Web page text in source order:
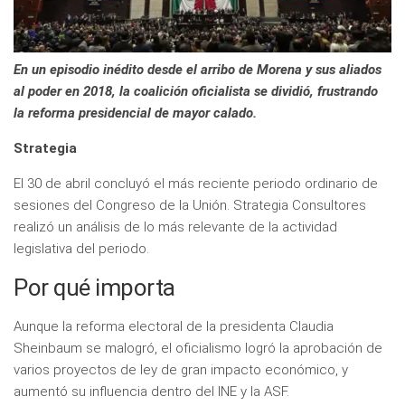
En un episodio inédito desde el arribo de Morena y sus aliados
al poder en 2018, la coalición oficialista se dividió, frustrando
la reforma presidencial de mayor calado.
Strategia
El 30 de abril concluyó el más reciente periodo ordinario de
sesiones del Congreso de la Unión. Strategia Consultores
realizó un análisis de lo más relevante de la actividad
legislativa del periodo.
Por qué importa
Aunque la reforma electoral de la presidenta Claudia
Sheinbaum se malogró, el oficialismo logró la aprobación de
varios proyectos de ley de gran impacto económico, y
aumentó su influencia dentro del INE y la ASF.